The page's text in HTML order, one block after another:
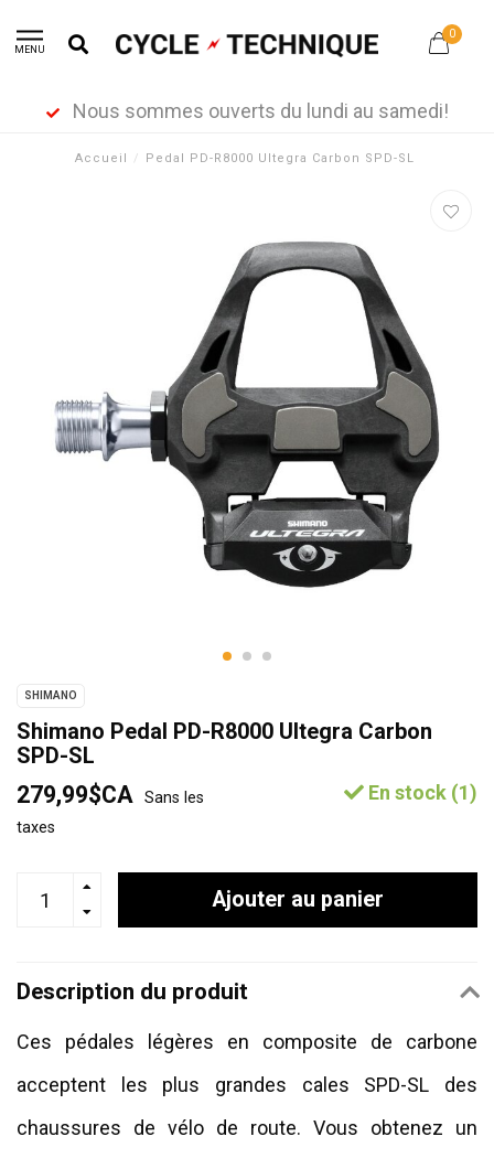
MENU
0
Nous sommes ouverts du lundi au samedi!
Accueil / Pedal PD-R8000 Ultegra Carbon SPD-SL
SHIMANO
Shimano Pedal PD-R8000 Ultegra Carbon
SPD-SL
279,99$CA Sans les
taxes
En stock (1)
Ajouter au panier
Description du produit
Ces pédales légères en composite de carbone
acceptent les plus grandes cales SPD-SL des
chaussures de vélo de route. Vous obtenez un